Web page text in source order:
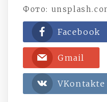
Фото:
Facebook
Gmail
VKontakte